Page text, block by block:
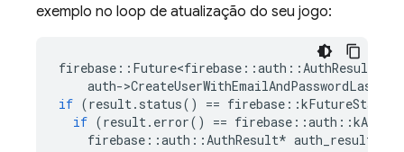
exemplo no loop de atualização do seu jogo:
firebase :: Future<firebase ::auth ::AuthResult
auth->
if (result. status() == firebase ::
if (result. error() == firebase ::auth ::
firebase ::auth ::AuthResult* auth_result